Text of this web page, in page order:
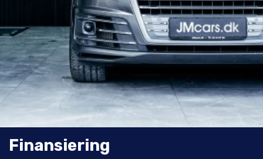
Finansiering